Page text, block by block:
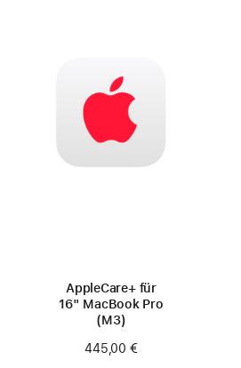
AppleCare+ für
16" MacBook Pro
(M3)
445,00 €